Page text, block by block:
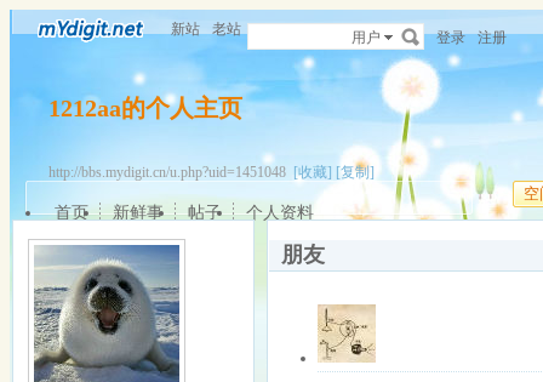
新站 老站 用户 登录 注册
1212aa的个人主页
http://bbs.mydigit.cn/u.php?uid=1451048 [收藏] [复制]
空
首页 新鲜事 帖子 个人资料
朋友